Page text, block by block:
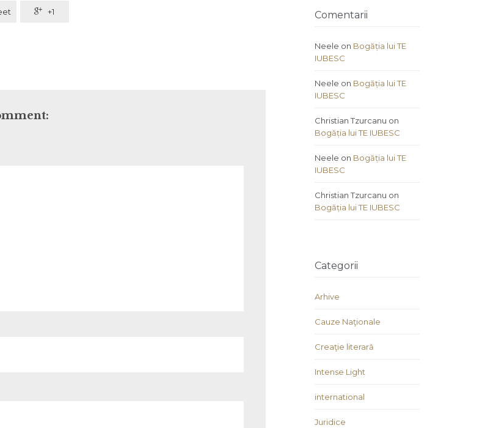
 +1 Comentarii
Neele on Bogăția lui TE
IUBESC
Neele on Bogăția lui TE
IUBESC
Christian Tzurcanu on
Bogăția lui TE IUBESC
Neele on Bogăția lui TE
IUBESC
Christian Tzurcanu on
Bogăția lui TE IUBESC
Categorii
Arhive
Cauze Naţionale
Creaţie literară
Intense Light
international
Juridice